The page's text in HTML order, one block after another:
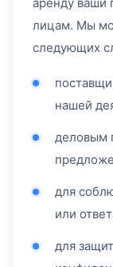
лицам. Мы
следующих
нашей
деловым
для
или
для